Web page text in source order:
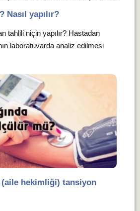
yapılır?
tahlili niçin yapılır? Hastadan
laboratuvarda analiz edilmesi
(aile hekimliği) tansiyon